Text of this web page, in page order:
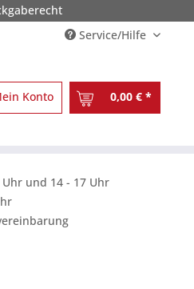
Service/Hilfe
Konto 0,00 € *
Uhr und 14 - 17 Uhr